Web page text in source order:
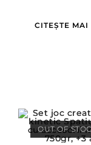
CITEȘTE MAI
OUT OF